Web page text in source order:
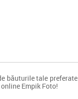
tale
Empik Foto!